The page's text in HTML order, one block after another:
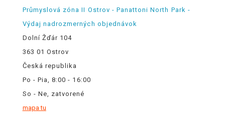
Průmyslová zóna II Ostrov - Panattoni North Park -
Výdaj nadrozmerných objednávok
Dolní Žďár 104
363 01 Ostrov
Česká republika
Po - Pia, 8:00 - 16:00
So - Ne, zatvorené
mapa tu